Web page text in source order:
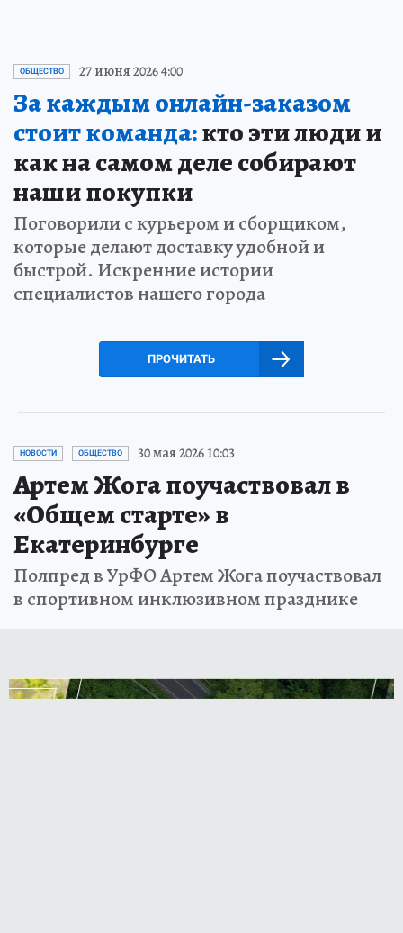
ОБЩЕСТВО 27 июня 2026 4:00
За каждым онлайн-заказом
стоит команда:кто эти люди и
как на самом деле собирают
наши покупки
Поговорили с курьером и сборщиком,
которые делают доставку удобной и
быстрой. Искренние истории
специалистов нашего города
ПРОЧИТАТЬ
НОВОСТИ ОБЩЕСТВО 30 мая 2026 10:03
Артем Жога поучаствовал в
«Общем старте» в
Екатеринбурге
Полпред в УрФО Артем Жога поучаствовал
в спортивном инклюзивном празднике